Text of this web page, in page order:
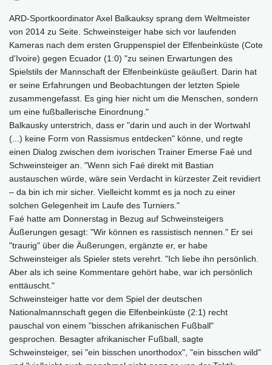
ARD-Sportkoordinator Axel Balkauksy sprang dem Weltmeister
von 2014 zu Seite. Schweinsteiger habe sich vor laufenden
Kameras nach dem ersten Gruppenspiel der Elfenbeinküste (Cote
d'Ivoire) gegen Ecuador (1:0) "zu seinen Erwartungen des
Spielstils der Mannschaft der Elfenbeinküste geäußert. Darin hat
er seine Erfahrungen und Beobachtungen der letzten Spiele
zusammengefasst. Es ging hier nicht um die Menschen, sondern
um eine fußballerische Einordnung."
Balkausky unterstrich, dass er "darin und auch in der Wortwahl
(...) keine Form von Rassismus entdecken" könne, und regte
einen Dialog zwischen dem ivorischen Trainer Emerse Faé und
Schweinsteiger an. "Wenn sich Faé direkt mit Bastian
austauschen würde, wäre sein Verdacht in kürzester Zeit revidiert
– da bin ich mir sicher. Vielleicht kommt es ja noch zu einer
solchen Gelegenheit im Laufe des Turniers."
Faé hatte am Donnerstag in Bezug auf Schweinsteigers
Äußerungen gesagt: "Wir können es rassistisch nennen." Er sei
"traurig" über die Äußerungen, ergänzte er, er habe
Schweinsteiger als Spieler stets verehrt. "Ich liebe ihn persönlich.
Aber als ich seine Kommentare gehört habe, war ich persönlich
enttäuscht."
Schweinsteiger hatte vor dem Spiel der deutschen
Nationalmannschaft gegen die Elfenbeinküste (2:1) recht
pauschal von einem "bisschen afrikanischen Fußball"
gesprochen. Besagter afrikanischer Fußball, sagte
Schweinsteiger, sei "ein bisschen unorthodox", "ein bisschen wild"